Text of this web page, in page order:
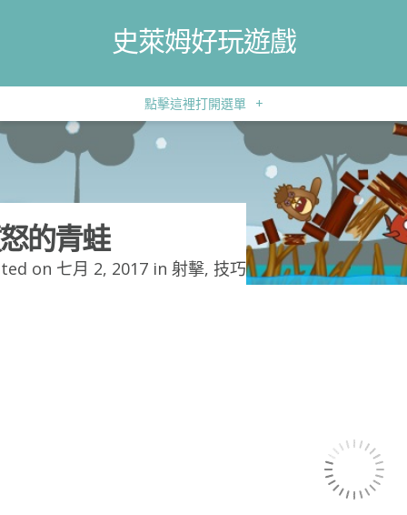
史萊姆好玩遊戲
點擊這裡打開選單 +
的青蛙
on 七月 2, 2017 in 射擊, 技巧